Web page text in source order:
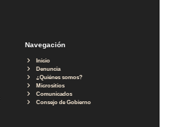
Navegación
Inicio
Denuncia
¿Quiénes somos?
Micrositios
Comunicados
Consejo de Gobierno